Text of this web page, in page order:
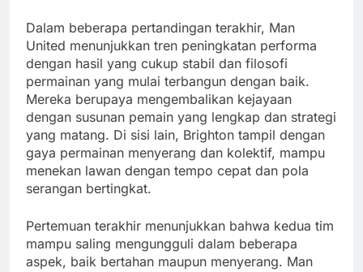
Dalam beberapa pertandingan terakhir, Man
United menunjukkan tren peningkatan performa
dengan hasil yang cukup stabil dan filosofi
permainan yang mulai terbangun dengan baik.
Mereka berupaya mengembalikan kejayaan
dengan susunan pemain yang lengkap dan strategi
yang matang. Di sisi lain, Brighton tampil dengan
gaya permainan menyerang dan kolektif, mampu
menekan lawan dengan tempo cepat dan pola
serangan bertingkat.
Pertemuan terakhir menunjukkan bahwa kedua tim
mampu saling mengungguli dalam beberapa
aspek, baik bertahan maupun menyerang. Man